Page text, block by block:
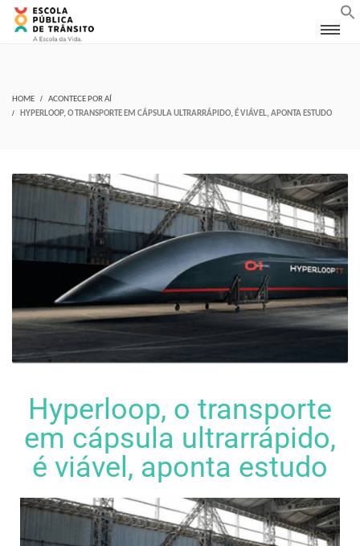
HOME
ACONTECE POR AÍ
HYPERLOOP, O TRANSPORTE EM CÁPSULA ULTRARRÁPIDO, É VIÁVEL, APONTA ESTUDO
Hyperloop, o transporte
em cápsula ultrarrápido,
é viável, aponta estudo